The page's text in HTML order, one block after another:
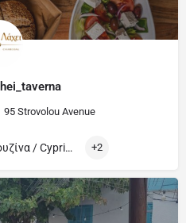
95 Strovolou Avenue
Ελληνική - Κυπριακή Κουζίνα / Cypriot and Greek +2